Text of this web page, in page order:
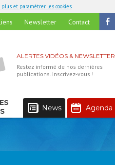
plus et paramétrer les cookies
Newsletter Contact
ALERTES VIDÉOS & NEWSLETTER
Restez informé de nos dernières
publications. Inscrivez-vous !
News Agenda